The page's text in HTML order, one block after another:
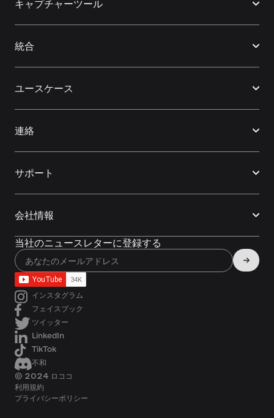
キャプチャーツール
統合
ユースケース
連絡
サポート
会社情報
当社のニュースレターに登録する
インスタグラム
フェイスブック
ツイッター
LinkedIn
TikTok
不和
© 2024 ロココ
利用規約
プライバシーポリシー